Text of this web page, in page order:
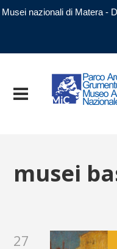
Musei nazionali di Matera -
musei
27